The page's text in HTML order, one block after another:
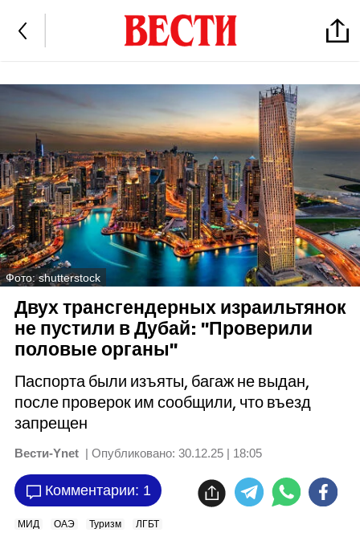
Фото: shutterstock
Двух трансгендерных израильтянок
не пустили в Дубай: "Проверили
половые органы"
Паспорта были изъяты, багаж не выдан,
после проверок им сообщили, что въезд
запрещен
Вести-Ynet | Опубликовано: 30.12.25 | 18:05
Комментарии: 1
МИД ОАЭ Туризм ЛГБТ